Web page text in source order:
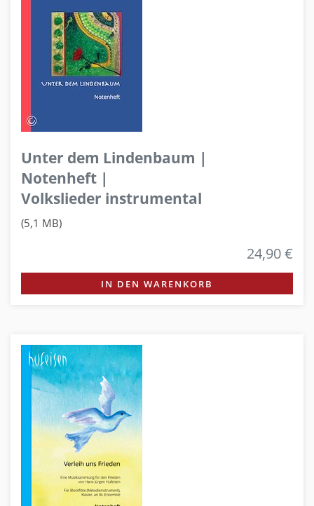
Unter dem Lindenbaum |
Notenheft |
Volkslieder instrumental
(5,1 MB)
24,90 €
IN DEN WARENKORB